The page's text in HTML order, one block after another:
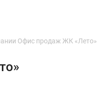
Офис продаж ЖК «Лето»